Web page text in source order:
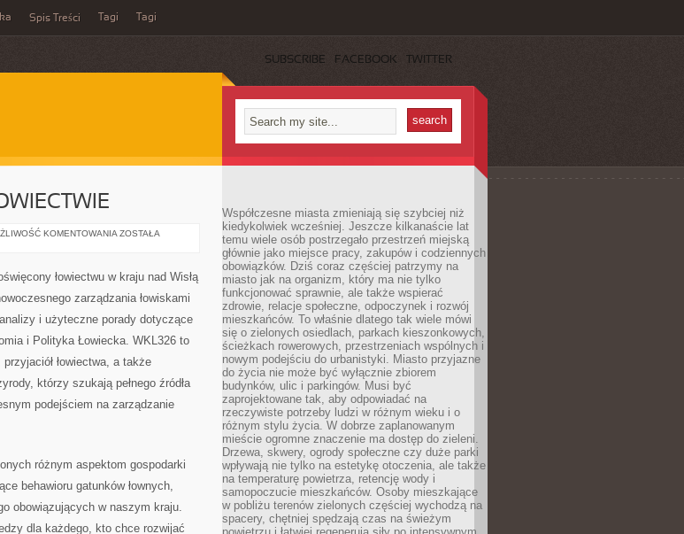
Spis Treści Tagi Tagi
SUBSCRIBE FACEBOOK TWITTER
KOMENTOWANIA NOWOCZESNE
ZOSTAŁA
łowiectwu w kraju nad Wisłą
zarządzania łowiskami
i użyteczne porady dotyczące
i Polityka Łowiecka. WKL326 to
łowiectwa, a także
którzy szukają pełnego źródła
podejściem na zarządzanie
różnym aspektom gospodarki
behawioru gatunków łownych,
obowiązujących w naszym kraju.
dla każdego, kto chce rozwijać
Współczesne miasta zmieniają się szybciej niż
kiedykolwiek wcześniej. Jeszcze kilkanaście lat
temu wiele osób postrzegało przestrzeń miejską
głównie jako miejsce pracy, zakupów i codziennych
obowiązków. Dziś coraz częściej patrzymy na
miasto jak na organizm, który ma nie tylko
funkcjonować sprawnie, ale także wspierać
zdrowie, relacje społeczne, odpoczynek i rozwój
mieszkańców. To właśnie dlatego tak wiele mówi
się o zielonych osiedlach, parkach kieszonkowych,
ścieżkach rowerowych, przestrzeniach wspólnych i
nowym podejściu do urbanistyki. Miasto przyjazne
do życia nie może być wyłącznie zbiorem
budynków, ulic i parkingów. Musi być
zaprojektowane tak, aby odpowiadać na
rzeczywiste potrzeby ludzi w różnym wieku i o
różnym stylu życia. W dobrze zaplanowanym
mieście ogromne znaczenie ma dostęp do zieleni.
Drzewa, skwery, ogrody społeczne czy duże parki
wpływają nie tylko na estetykę otoczenia, ale także
na temperaturę powietrza, retencję wody i
samopoczucie mieszkańców. Osoby mieszkające
w pobliżu terenów zielonych częściej wychodzą na
spacery, chętniej spędzają czas na świeżym